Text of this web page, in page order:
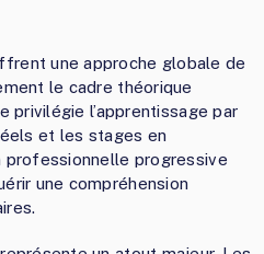
une approche globale de
le cadre théorique
privilégie l’apprentissage par
et les stages en
professionnelle progressive
une compréhension